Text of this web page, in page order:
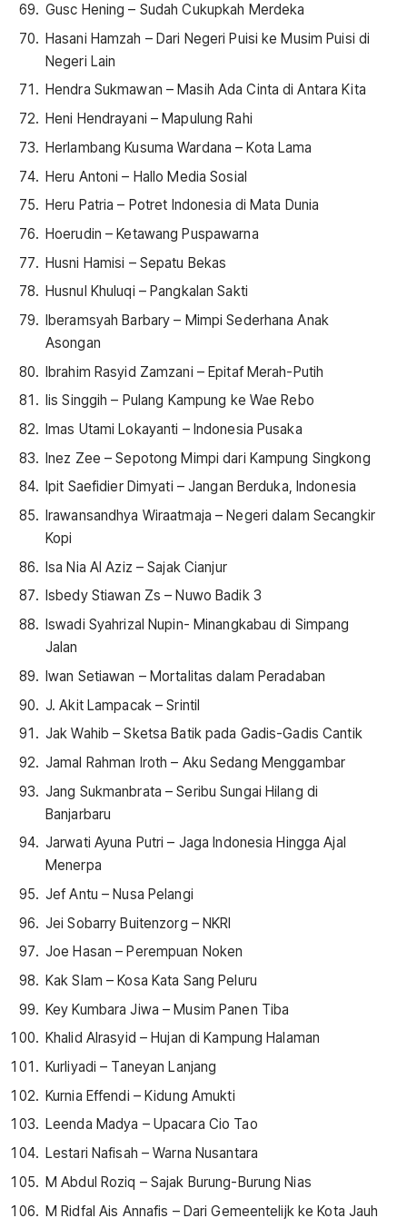
Gusc Hening – Sudah Cukupkah Merdeka
Hasani Hamzah – Dari Negeri Puisi ke Musim Puisi di
Negeri Lain
Hendra Sukmawan – Masih Ada Cinta di Antara Kita
Heni Hendrayani – Mapulung Rahi
Herlambang Kusuma Wardana – Kota Lama
Heru Antoni – Hallo Media Sosial
Heru Patria – Potret Indonesia di Mata Dunia
Hoerudin – Ketawang Puspawarna
Husni Hamisi – Sepatu Bekas
Husnul Khuluqi – Pangkalan Sakti
Iberamsyah Barbary – Mimpi Sederhana Anak
Asongan
Ibrahim Rasyid Zamzani – Epitaf Merah-Putih
Iis Singgih – Pulang Kampung ke Wae Rebo
Imas Utami Lokayanti – Indonesia Pusaka
Inez Zee – Sepotong Mimpi dari Kampung Singkong
Ipit Saefidier Dimyati – Jangan Berduka, Indonesia
Irawansandhya Wiraatmaja – Negeri dalam Secangkir
Kopi
Isa Nia Al Aziz – Sajak Cianjur
Isbedy Stiawan Zs – Nuwo Badik 3
Iswadi Syahrizal Nupin- Minangkabau di Simpang
Jalan
Iwan Setiawan – Mortalitas dalam Peradaban
J. Akit Lampacak – Srintil
Jak Wahib – Sketsa Batik pada Gadis-Gadis Cantik
Jamal Rahman Iroth – Aku Sedang Menggambar
Jang Sukmanbrata – Seribu Sungai Hilang di
Banjarbaru
Jarwati Ayuna Putri – Jaga Indonesia Hingga Ajal
Menerpa
Jef Antu – Nusa Pelangi
Jei Sobarry Buitenzorg – NKRI
Joe Hasan – Perempuan Noken
Kak Slam – Kosa Kata Sang Peluru
Key Kumbara Jiwa – Musim Panen Tiba
Khalid Alrasyid – Hujan di Kampung Halaman
Kurliyadi – Taneyan Lanjang
Kurnia Effendi – Kidung Amukti
Leenda Madya – Upacara Cio Tao
Lestari Nafisah – Warna Nusantara
M Abdul Roziq – Sajak Burung-Burung Nias
M Ridfal Ais Annafis – Dari Gemeentelijk ke Kota Jauh